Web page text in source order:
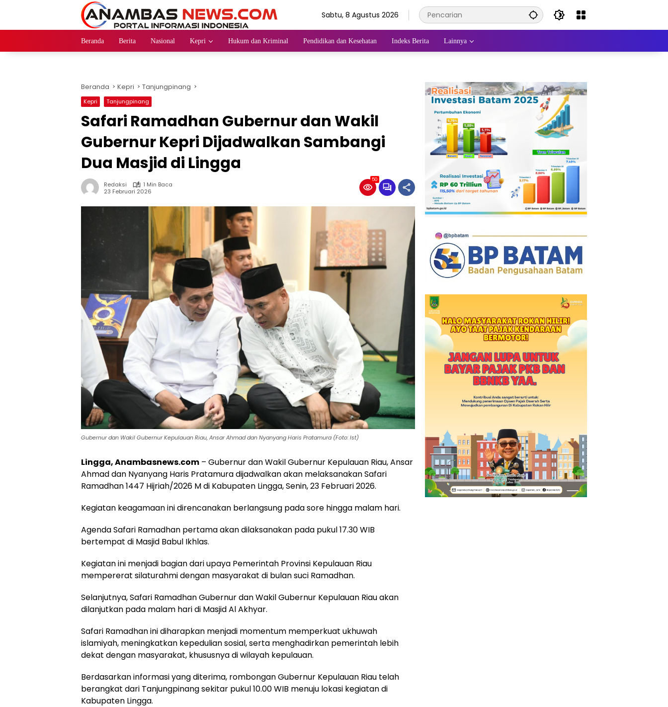
Sabtu, 8 Agustus 2026
Beranda Berita Nasional Kepri Hukum dan Kriminal Pendidikan dan Kesehatan Indeks Berita Lainnya
Beranda Kepri Tanjungpinang
Kepri Tanjungpinang
Safari Ramadhan Gubernur dan Wakil
Gubernur Kepri Dijadwalkan Sambangi
Dua Masjid di Lingga
Redaksi
1 Min Baca
23 Februari 2026
50
Gubernur dan Wakil Gubernur Kepulauan Riau, Ansar Ahmad dan Nyanyang Haris Pratamura (Foto: Ist)
Lingga, Anambasnews.com – Gubernur dan Wakil Gubernur Kepulauan Riau, Ansar
Ahmad dan Nyanyang Haris Pratamura dijadwalkan akan melaksanakan Safari
Ramadhan 1447 Hijriah/2026 M di Kabupaten Lingga, Senin, 23 Februari 2026.
Kegiatan keagamaan ini direncanakan berlangsung pada sore hingga malam hari.
Agenda Safari Ramadhan pertama akan dilaksanakan pada pukul 17.30 WIB
bertempat di Masjid Babul Ikhlas.
Kegiatan ini menjadi bagian dari upaya Pemerintah Provinsi Kepulauan Riau
mempererat silaturahmi dengan masyarakat di bulan suci Ramadhan.
Selanjutnya, Safari Ramadhan Gubernur dan Wakil Gubernur Kepulauan Riau akan
dilanjutkan pada malam hari di Masjid Al Akhyar.
Safari Ramadhan ini diharapkan menjadi momentum memperkuat ukhuwah
islamiyah, meningkatkan kepedulian sosial, serta menghadirkan pemerintah lebih
dekat dengan masyarakat, khususnya di wilayah kepulauan.
Berdasarkan informasi yang diterima, rombongan Gubernur Kepulauan Riau telah
berangkat dari Tanjungpinang sekitar pukul 10.00 WIB menuju lokasi kegiatan di
Kabupaten Lingga.